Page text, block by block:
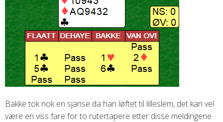
Bakke tok nok en sjanse da han løftet til lilleslem, det kan vel
være en viss fare for to rutertapere etter disse meldingene